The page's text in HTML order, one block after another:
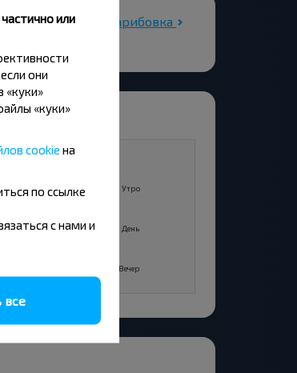
автовокзалы Шарибовка
11
+22°C Утро
+22°C День
Вечер
или
они
«куки»
«куки»
cookie на
по ссылке
с нами и
все